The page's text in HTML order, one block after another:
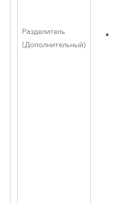
Разделитель
(Дополнительный)